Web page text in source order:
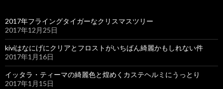
2017年フライングタイガーなクリスマスツリー
2017年12月25日
kiviはなにげにクリアとフロストがいちばん綺麗かもしれない件
2017年1月16日
イッタラ・ティーマの綺麗色と煌めくカステヘルミにうっとり
2017年1月15日